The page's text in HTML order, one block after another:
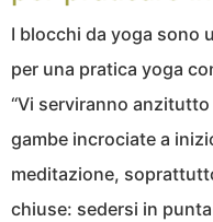
I blocchi da yoga sono
per una pratica yoga
“Vi serviranno
gambe incrociate a
meditazione,
chiuse: sedersi in